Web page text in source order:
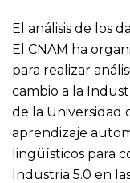
El análisis de los
El CNAM ha
para realizar
cambio a la
de la Universidad
aprendizaje
lingüísticos para
Industria 5.0 en